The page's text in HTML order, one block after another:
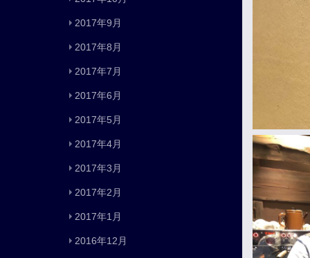
2017年9月
2017年8月
2017年7月
2017年6月
2017年5月
2017年4月
2017年3月
2017年2月
2017年1月
2016年12月